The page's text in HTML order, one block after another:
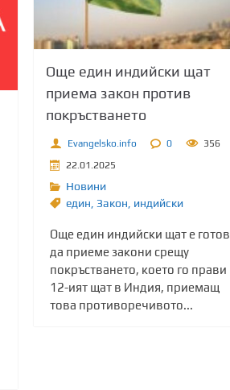
Още един индийски щат
приема закон против
покръстването
Evangelsko.info 0
356
22.01.2025
Новини
един Закон индийски
Още един индийски щат е готов
да приеме закони срещу
покръстването, което го прави
12-ият щат в Индия, приемащ
това противоречивото...